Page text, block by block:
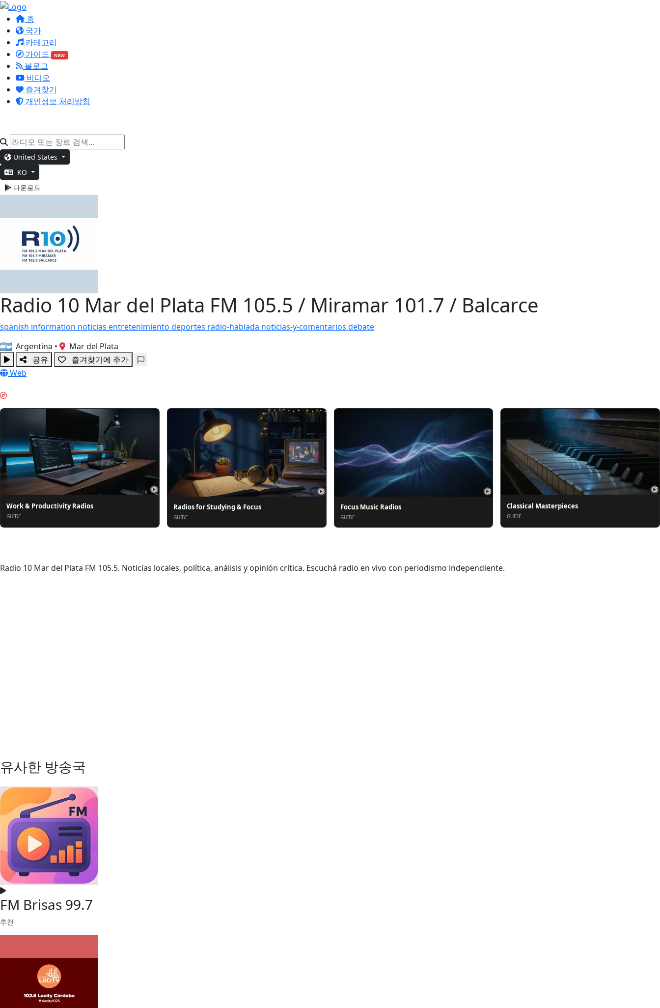
홈
국가
카테고리
가이드
NEW
블로그
비디오
즐겨찾기
개인정보 처리방침
United States
KO
다운로드
Radio 10 Mar del Plata FM 105.5 / Miramar 101.7 / Balcarce
spanish information noticias entretenimiento deportes radio-hablada noticias-y-comentarios debate
Argentina •
Mar del Plata
공유
즐겨찾기에 추가
Web
Work & Productivity Radios
GUIDE
Radios for Studying & Focus
GUIDE
Focus Music Radios
GUIDE
Classical Masterpieces
GUIDE
Radio 10 Mar del Plata FM 105.5. Noticias locales, política, análisis y opinión crítica. Escuchá radio en vivo con periodismo independiente.
유사한 방송국
FM Brisas 99.7
추천